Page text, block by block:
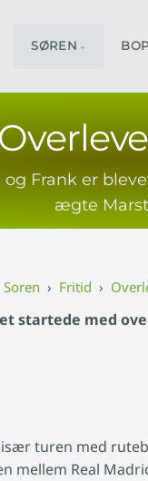
SØREN
Frank er
ægte
Soren Fritid
startede med
turen med
mellem Real